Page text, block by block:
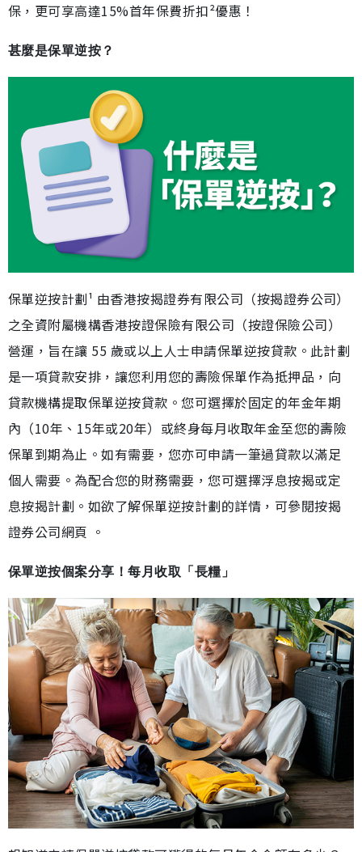
保，更可享高達15%首年保費折扣²優惠！
甚麼是保單逆按？
保單逆按計劃¹ 由香港按揭證券有限公司（按揭證券公司）
之全資附屬機構香港按證保險有限公司（按證保險公司）
營運，旨在讓 55 歲或以上人士申請保單逆按貸款。此計劃
是一項貸款安排，讓您利用您的壽險保單作為抵押品，向
貸款機構提取保單逆按貸款。您可選擇於固定的年金年期
內（10年、15年或20年）或終身每月收取年金至您的壽險
保單到期為止。如有需要，您亦可申請一筆過貸款以滿足
個人需要。為配合您的財務需要，您可選擇浮息按揭或定
息按揭計劃。如欲了解保單逆按計劃的詳情，可參閱按揭
證券公司網頁 。
保單逆按個案分享！每月收取「長糧」